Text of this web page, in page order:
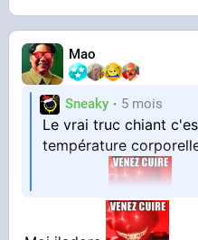
Mao
Sneaky 5 mois
Le vrai truc chiant
température
géhenne.